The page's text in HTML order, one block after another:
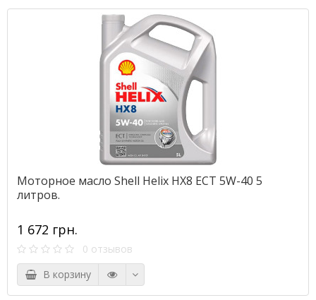
Моторное масло Shell Helix HX8 ECT 5W-40 5
литров.
1 672 грн.
0 отзывов
В корзину